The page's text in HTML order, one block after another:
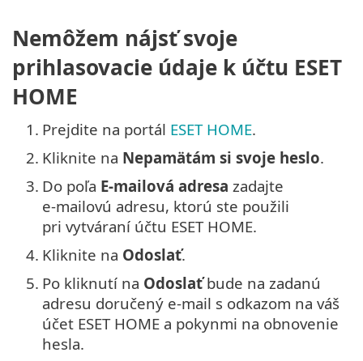
Nemôžem nájsť svoje
prihlasovacie údaje k účtu ESET
HOME
1. Prejdite na portál ESET HOME.
2. Kliknite na Nepamätám si svoje heslo.
3. Do poľa E‑mailová adresa zadajte
e‑mailovú adresu, ktorú ste použili
pri vytváraní účtu ESET HOME.
4. Kliknite na Odoslať.
5. Po kliknutí na Odoslaťbude na zadanú
adresu doručený e‑mail s odkazom na váš
účet ESET HOME a pokynmi na obnovenie
hesla.